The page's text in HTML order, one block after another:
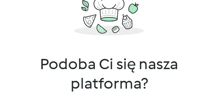
Podoba Ci się nasza
platforma?